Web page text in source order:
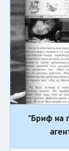
"Бриф на